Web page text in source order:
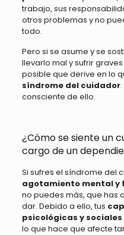
trabajo, sus
otros problemas y no
todo.
Pero si se asume y se
llevarlo mal y sufrir
posible que derive en lo
síndrome del cuidador
consciente de ello.
¿Cómo se siente un
cargo de un
Si sufres el síndrome del
agotamiento mental y
no puedes más, que has
dar. Debido a ello, tus
psicológicas y sociales
lo que hace que afecte